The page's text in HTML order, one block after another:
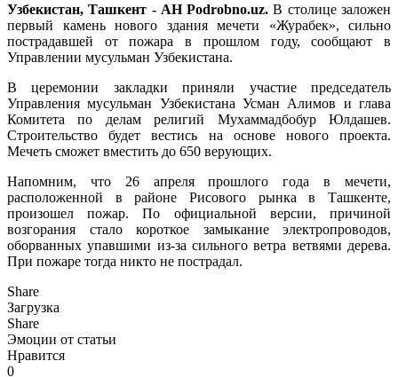
Узбекистан, Ташкент - АН Podrobno.uz. В столице заложен
первый камень нового здания мечети «Журабек», сильно
пострадавшей от пожара в прошлом году, сообщают в
Управлении мусульман Узбекистана.
В церемонии закладки приняли участие председатель
Управления мусульман Узбекистана Усман Алимов и глава
Комитета по делам религий Мухаммадбобур Юлдашев.
Строительство будет вестись на основе нового проекта.
Мечеть сможет вместить до 650 верующих.
Напомним, что 26 апреля прошлого года в мечети,
расположенной в районе Рисового рынка в Ташкенте,
произошел пожар. По официальной версии, причиной
возгорания стало короткое замыкание электропроводов,
оборванных упавшими из-за сильного ветра ветвями дерева.
При пожаре тогда никто не пострадал.
Share
Загрузка
Share
Эмоции от статьи
Нравится
0